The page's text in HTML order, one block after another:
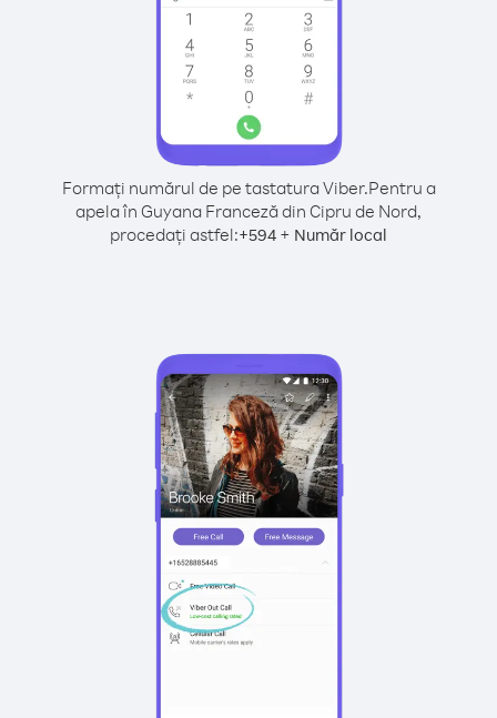
Formați numărul de pe tastatura Viber.Pentru a
apela în Guyana Franceză din Cipru de Nord,
procedați astfel:+594 + Număr local